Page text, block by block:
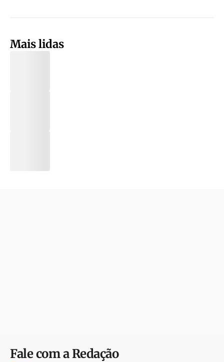
Mais lidas
Fale com a Redação